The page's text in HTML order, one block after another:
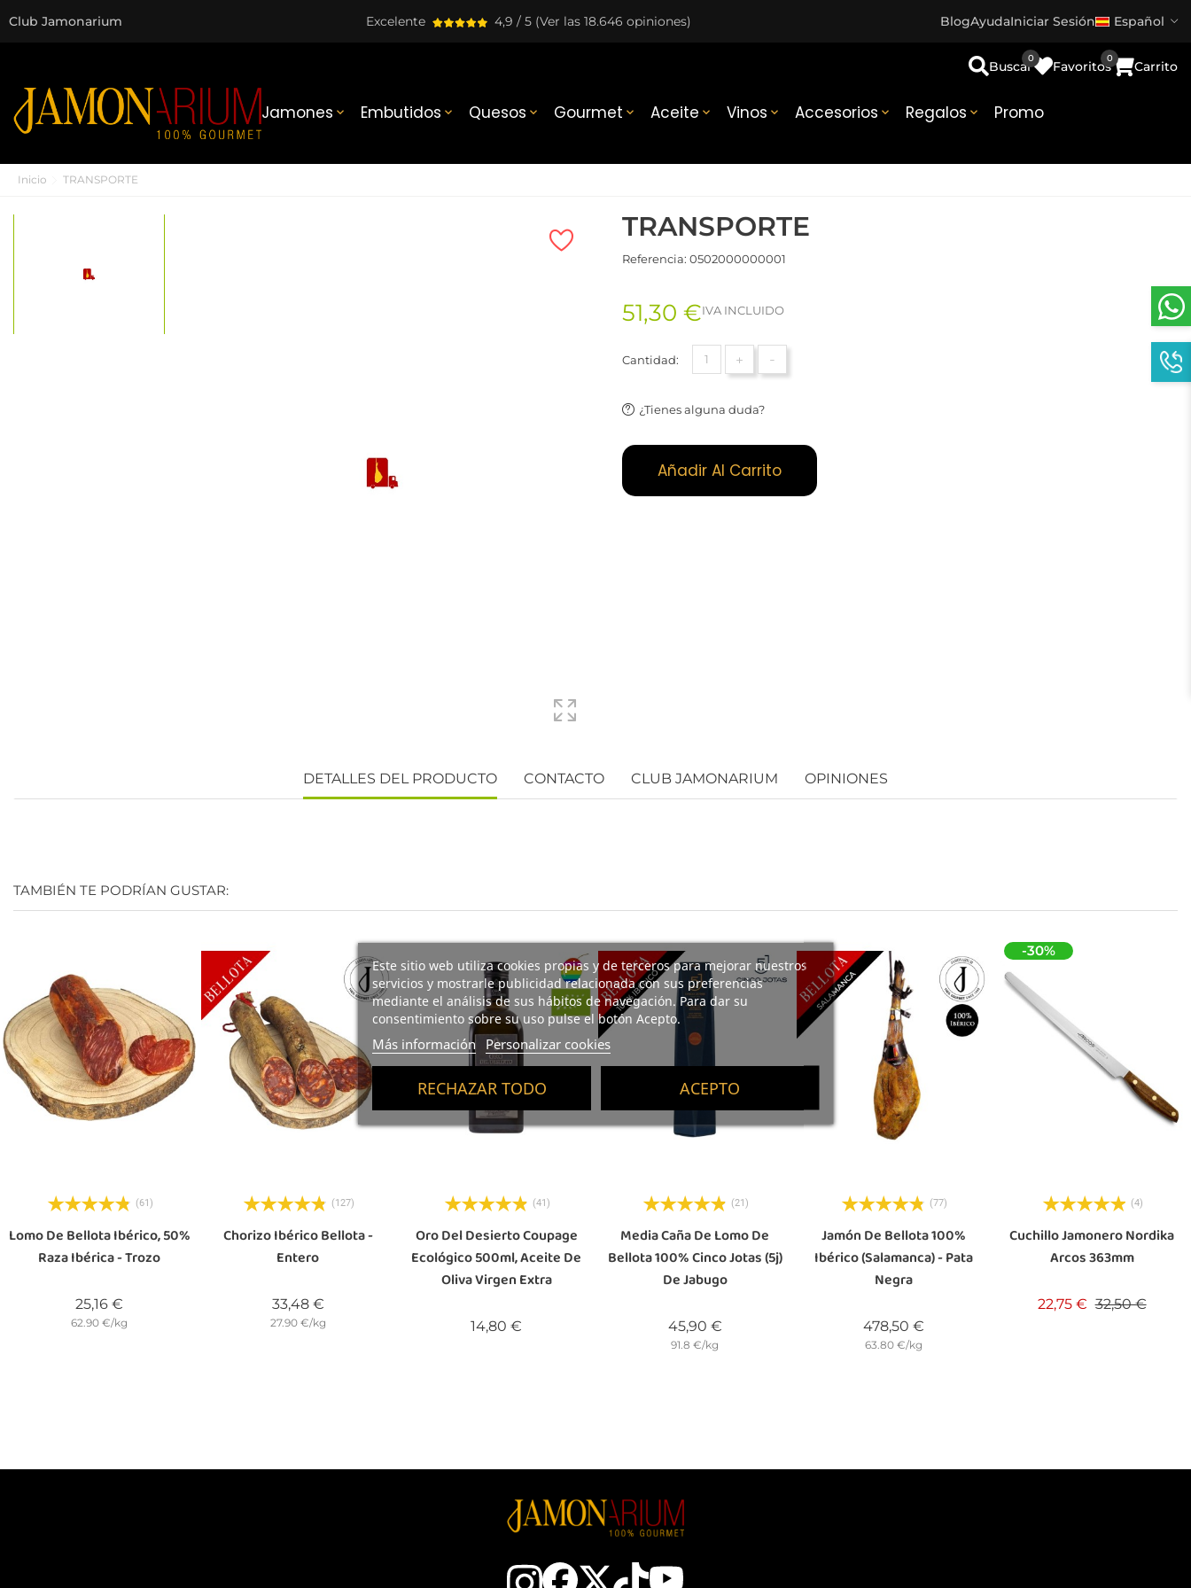
Este sitio web utiliza cookies propias y de terceros para mejorar nuestros
servicios y mostrarle publicidad relacionada con sus preferencias
mediante el análisis de sus hábitos de navegación. Para dar su
consentimiento sobre su uso pulse el botón Acepto.
Más información Personalizar cookies
RECHAZAR TODO ACEPTO
Club Jamonarium Excelente 4,9 / 5 (Ver las 18.646 opiniones) BlogAyudaIniciar Sesión Español
Jamones  Embutidos  Quesos  Gourmet  Aceite  Vinos  Accesorios  Regalos  Promo
Buscar Favoritos
0
Carrito
0
Inicio TRANSPORTE
TRANSPORTE
Referencia: 0502000000001
51,30 €IVA INCLUIDO
Cantidad: + -
¿Tienes alguna duda?
Añadir Al Carrito
DETALLES DEL PRODUCTO CONTACTO CLUB JAMONARIUM OPINIONES
TAMBIÉN TE PODRÍAN GUSTAR:
(61)
Lomo De Bellota Ibérico, 50%
Raza Ibérica - Trozo
25,16 €
62.90 €/kg
(127)
Chorizo Ibérico Bellota -
Entero
33,48 €Precio
27.90 €/kg
(41)
Oro Del Desierto Coupage
Ecológico 500ml, Aceite De
Oliva Virgen Extra
14,80 €
(21)
Media Caña De Lomo De
Bellota 100% Cinco Jotas (5j)
De Jabugo
45,90 €Precio
91.8 €/kg
(77)
Jamón De Bellota 100%
Ibérico (Salamanca) - Pata
Negra
478,50 €Precio
63.80 €/kg
-30%
(4)
Cuchillo Jamonero Nordika
Arcos 363mm
22,75 € Precio base
32,50 €Precio